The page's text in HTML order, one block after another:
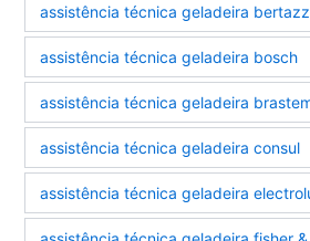
assistência técnica geladeira
assistência técnica geladeira bosch
assistência técnica geladeira
assistência técnica geladeira consul
assistência técnica geladeira